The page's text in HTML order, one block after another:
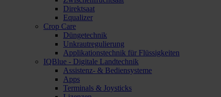
Direktsaat
Equalizer
Crop Care
Düngetechnik
Unkrautregulierung
Applikationstechnik für Flüssigkeiten
IQBlue - Digitale Landtechnik
Assistenz- & Bediensysteme
Apps
Terminals & Joysticks